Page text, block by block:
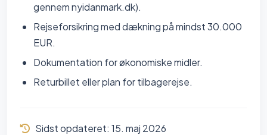
gennem nyidanmark.dk).
Rejseforsikring med dækning på mindst 30.000
EUR.
Dokumentation for økonomiske midler.
Returbillet eller plan for tilbagerejse.
Sidst opdateret: 15. maj 2026